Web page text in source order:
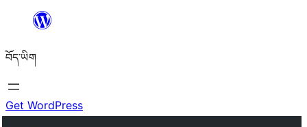
content
བོད་ཡིག
Get WordPress